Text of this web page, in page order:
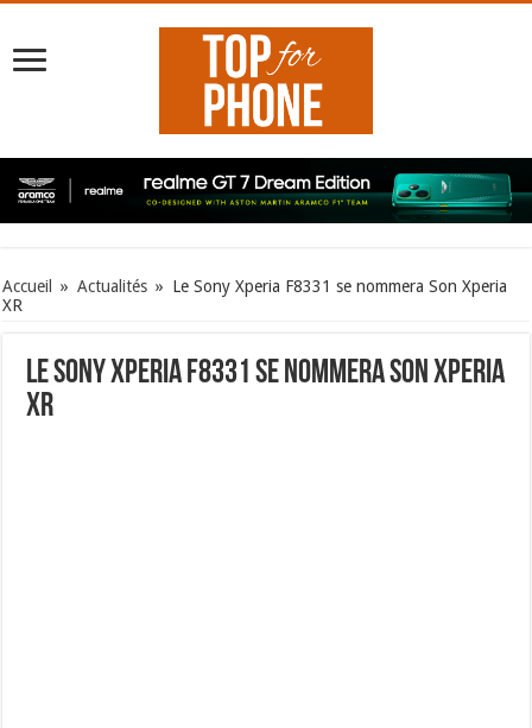
Accueil » Actualités » Le Sony Xperia F8331 se nommera Son Xperia
XR
Le Sony Xperia F8331 se nommera Son Xperia
XR